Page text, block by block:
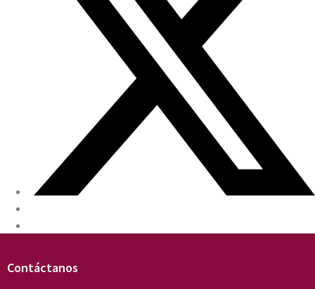
Contáctanos